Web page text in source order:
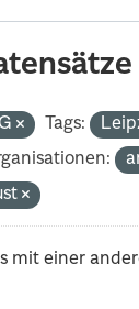
Tags:
mit einer